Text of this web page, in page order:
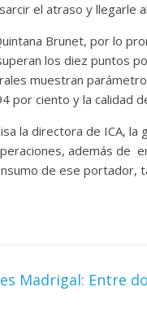
el atraso y llegarle
Brunet, por lo
los diez puntos
muestran
por ciento y la calidad
la directora de ICA,
además de
de ese portador,
Madrigal: Entre